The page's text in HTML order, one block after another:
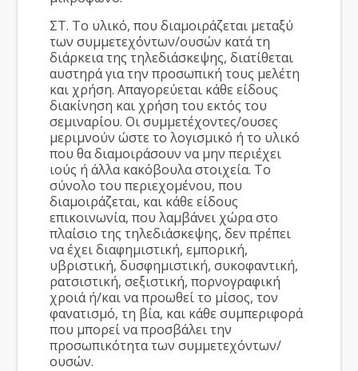
ΣΤ. Το υλικό, που διαμοιράζεται μεταξύ
των συμμετεχόντων/ουσών κατά τη
διάρκεια της τηλεδιάσκεψης, διατίθεται
αυστηρά για την προσωπική τους μελέτη
και χρήση. Απαγορεύεται κάθε είδους
διακίνηση και χρήση του εκτός του
σεμιναρίου. Οι συμμετέχοντες/ουσες
μεριμνούν ώστε το λογισμικό ή το υλικό
που θα διαμοιράσουν να μην περιέχει
ιούς ή άλλα κακόβουλα στοιχεία. Το
σύνολο του περιεχομένου, που
διαμοιράζεται, και κάθε είδους
επικοινωνία, που λαμβάνει χώρα στο
πλαίσιο της τηλεδιάσκεψης, δεν πρέπει
να έχει διαφημιστική, εμπορική,
υβριστική, δυσφημιστική, συκοφαντική,
ρατσιστική, σεξιστική, πορνογραφική
χροιά ή/και να προωθεί το μίσος, τον
φανατισμό, τη βία, και κάθε συμπεριφορά
που μπορεί να προσβάλει την
προσωπικότητα των συμμετεχόντων/
ουσών.